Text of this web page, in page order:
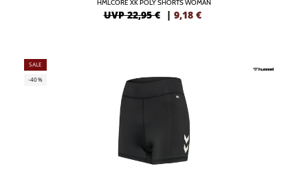
HMLCORE XK POLY SHORTS WOMAN
UVP 22,95 € | 9,18 €
SALE
-40%